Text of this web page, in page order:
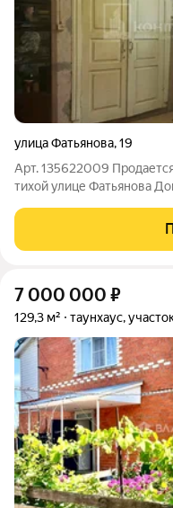
улица Фатьянова,19
Арт. 135622009
тихой улице Фатьянова
Фатьянова, жившего и
удобства: Газовое
7 000 000 ₽
129,3 м² таунхаус,